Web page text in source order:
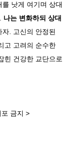
낫게 여기며 상대
나는 변화하되 상대
자
고신의 안정된
고 고려의 순수한
힌 건강한 교단으로
금지 >